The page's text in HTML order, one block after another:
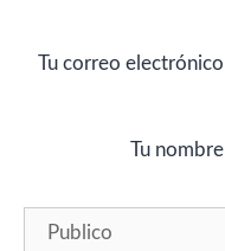
Tu correo electrónico
Tu nombre